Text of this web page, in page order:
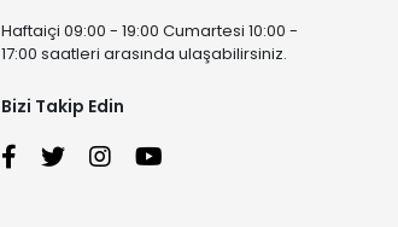
Haftaiçi 09:00 - 19:00 Cumartesi 10:00 -
17:00 saatleri arasında ulaşabilirsiniz.
Bizi Takip Edin